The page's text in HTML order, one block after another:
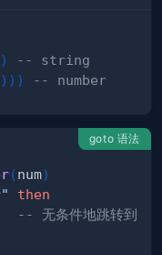
)
-- string
) ) ) -- number
goto 语法
(num)
then
-- 无条件地跳转到